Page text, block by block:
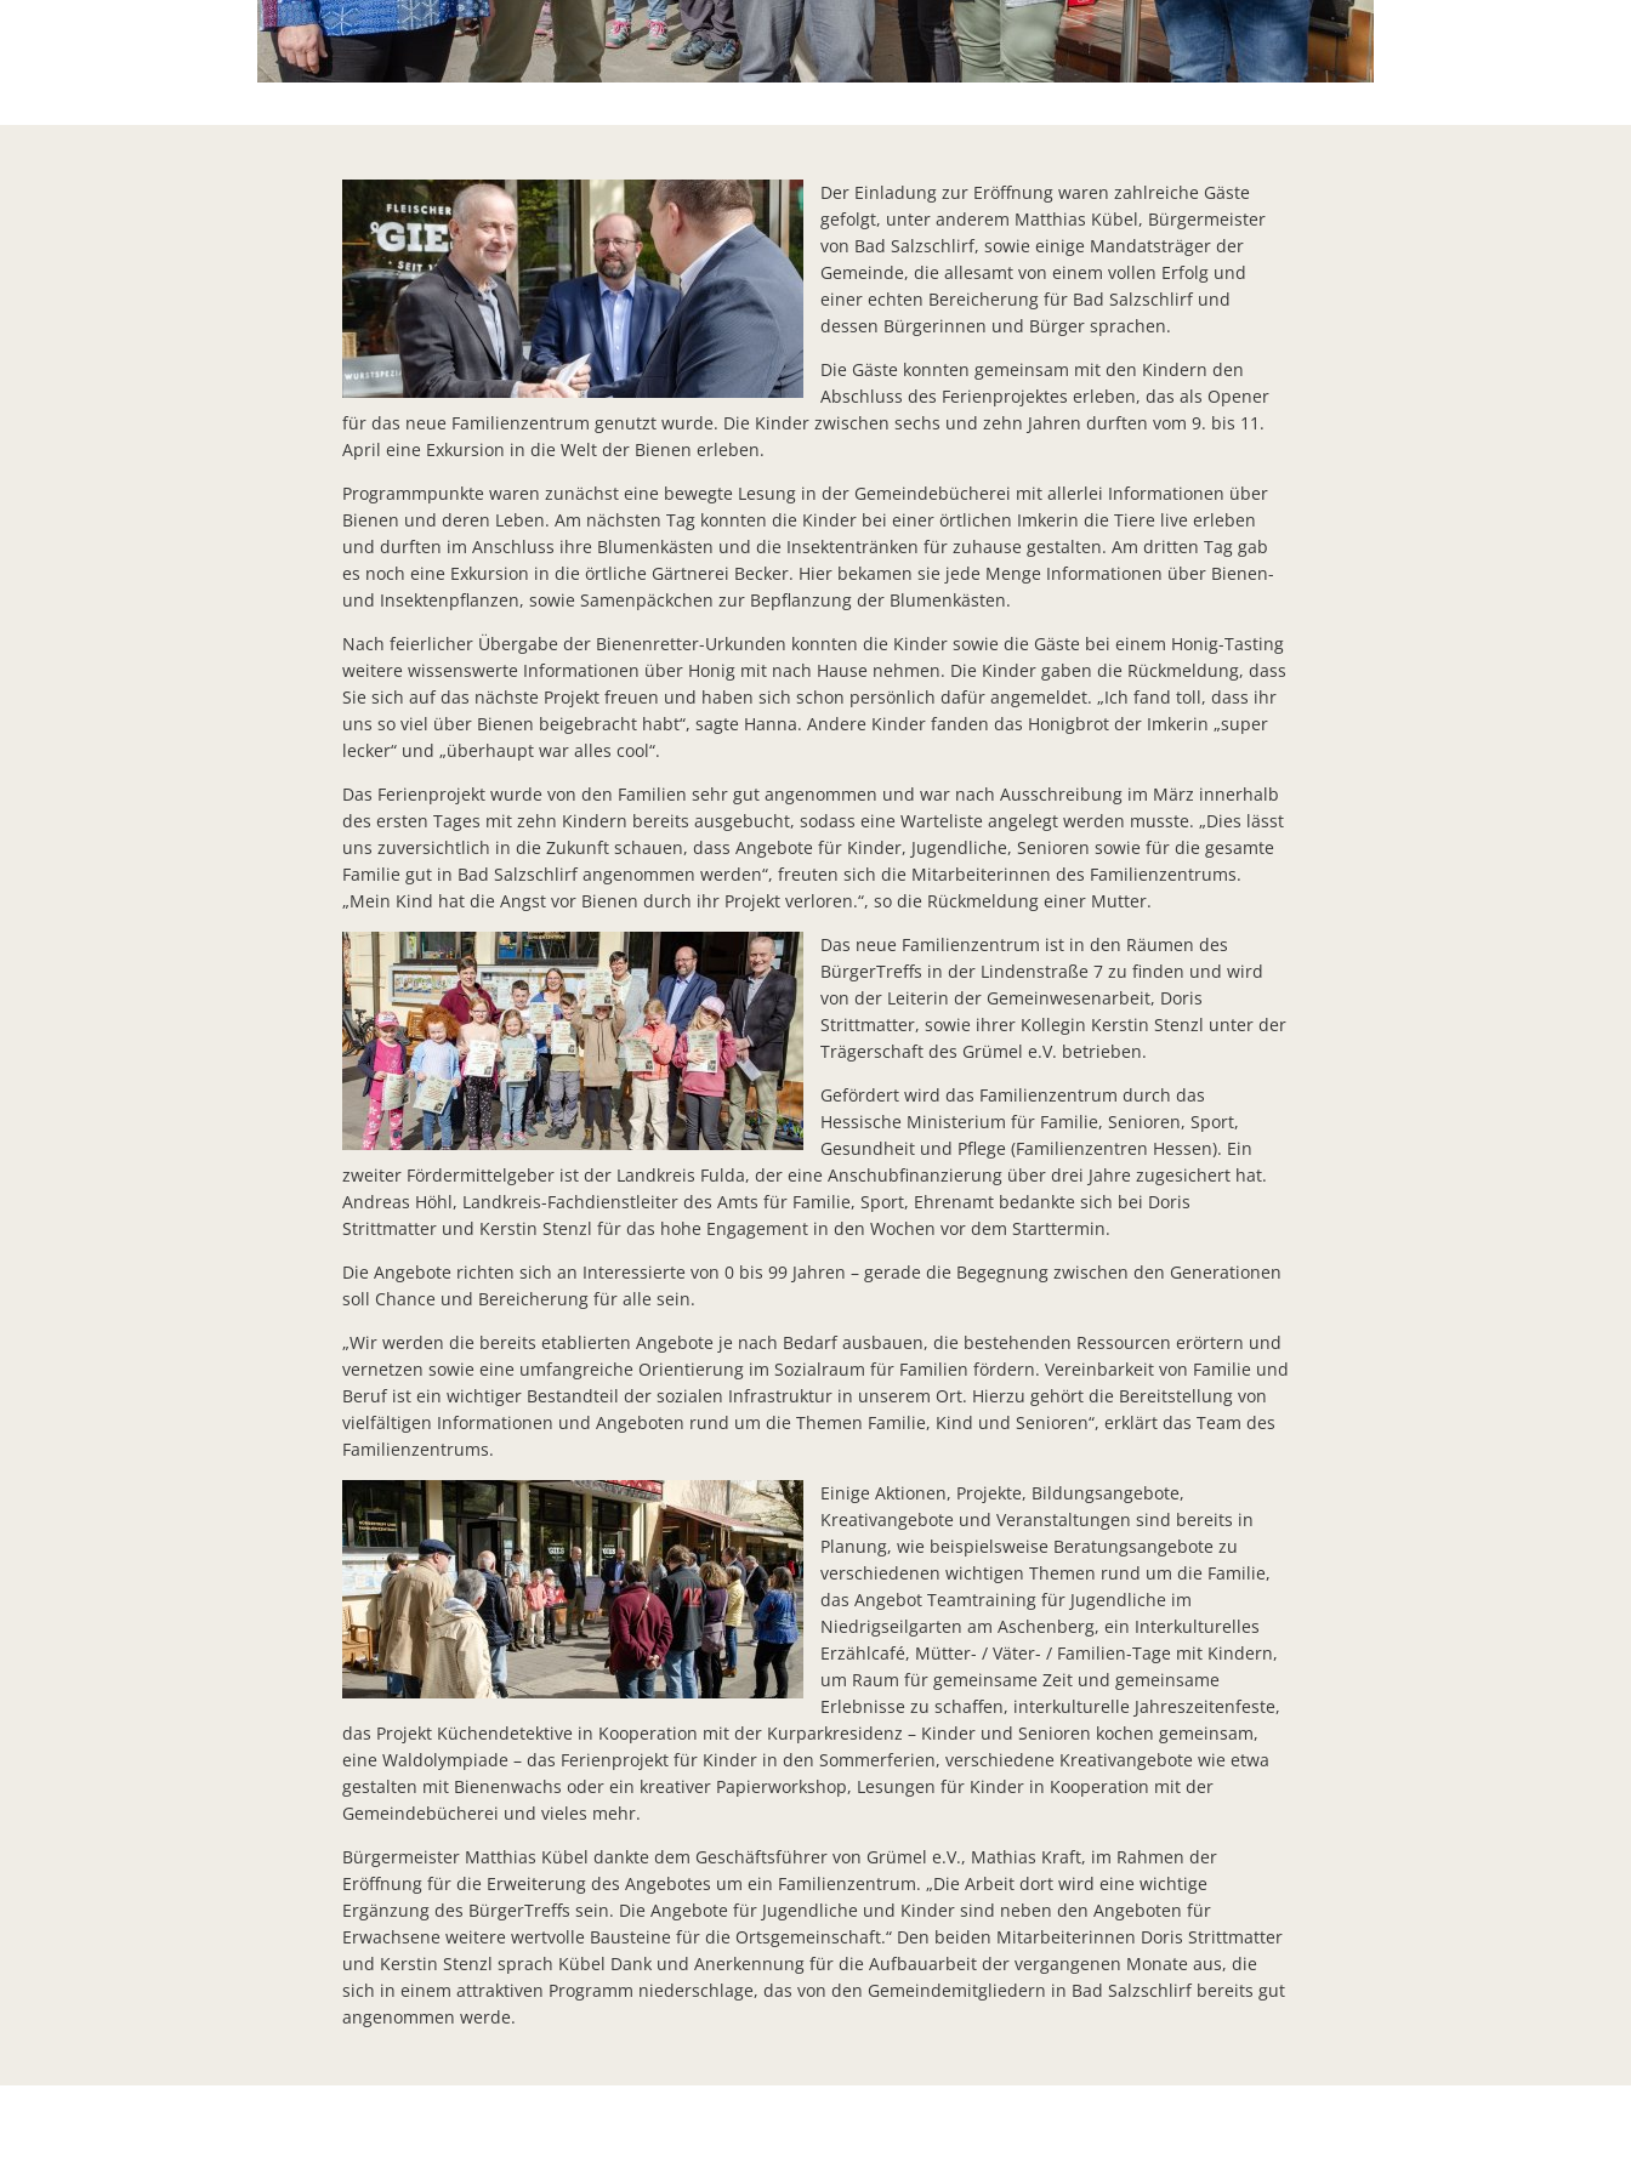
Machen Sie den Klima-Check!
Bürger- Infoveranstaltung zu Starkregenrisiken
Workshop zur Entwicklung des Ortskerns von Bad Salzschlirf
Chlorung des Trinkwassernetzes besteht fort
Gemeindevertretung beschließt Moratorium des Thermenneubaus
Neuer Bürgerbrief zur Jahresmitte
Erneuerung der Straßenbeleuchtung in Bad Salzschlirf startet
Neues Ladengeschäft „by Müller`s“ in der Bahnhofstraße eröffnet
Bad Salzschlirf schreibt 2023 wieder den Dr.- Martiny- Ehrenpreis für bürgerschaftliches Engagement aus
Bürgermeister a.D. Ernst- August Stender verstorben
PV- Anlage Müser Straße: Kooperation mit FW- Gruppe geschlossen
Kirschblüte Bad Salzschlirf
BürgerTreff Bad Salzschlirf feierlich eröffnet Gemeinschaftliche Aktionen fördern, Raum für Veranstaltungen bieten-1
Sonnenkraft spart CO² und verbessert kommunale Einnahmen-1
Finanzstaatssekretär Dr. Martin Worms bringt Förderzusagen für ehrenamtliche Projekte in den Landkreis Fulda und den Vogelsbergkreis
Bunte Oberlichter und neue Toiletten - 202.125 Euro für Erneuerungen im Kurpark Bad Salzschlirf
Bürgerbrief zum Jahresabschluss 2022
Zusammenarbeit in der Flüchtlingshilfe zwischen Großenlüder und Bad Salzschlirf Humanitäre Hilfe wird gemeinsam organisiert
Arbeiten an Baustelle Fuldaer Straße vor dem Abschluss
Bürgermeister Matthias Kübel 10 Jahre im Amt Würdigung im Rahmen des Parlamentarischen Abends
Verleihung des Landesehrenbriefs an Frank Post und Steffen Blum Bürgermeister Kübel würdigt Verdienste
Ab sofort: Parken mit der Parkster App in Bad Salzschlirf
Öffentlicher Lichtspaziergang unterstützt Arbeiten am Bad Salzschlirfer Lichtmasterplan
Zahlreiche Bürger informieren sich über Baustelle
KLIMAKONTINGENT HESSEN - 15 Mio. Euro für vorbildliche Klimaschutzmaßnahmen
Schredderaktion für Baum- und Strauchschnitt aus Hausgärten 2024
Arbeiten zur Erneuerung der Kurparkbeleuchtung gestartet
Landkreis Fulda erwirbt Spielplatz der Bonifatiusschule
Sonderfahrten des Bürgerbusses
Neuer Bürgerbrief veröffentlicht
"Wir wollen die Sonnenseite nutzen" Aus Solarenergie könnten rund 4,5 MWh Strom im Jahr produziert werden
Bad Salzschlirf mit Inklusionsbeauftragter/en Belange von Menschen mit Einschränkungen sichtbar machen
Einladung zur Verleihung des Dr. Martiny- Ehrenpreises für bürgerschaftliches Engagement
Denkmalgerechte Sanierung des Kamins des Kulturkessels startet
Sommertour zu den Händlern und Unternehmern in Bad Salzschlirf
Bauarbeiten zum Regenüberlauf in Bad Salzschlirf ruhen wegen Störung der Lieferketten
Erfolgreicher Abschluss der Ausbildung zur Verwaltungsfachangestellten-1
Zuschuss für das Herzstück des Kurortes
Bad Salzschlirf schreibt 2022 wieder den Dr.- Martiny- Ehrenpreis für bürgerschaftliches Engagement aus
Vertriebsmitarbeiter der Deutschen Telekom zum Aufbau des Glasfasernetzes
Gemeindebücherei Bad Salzschlirf mit gesteigerter Nachfrage und verbessertem Angebot – Förderung erweist sich als voller Erfolg
Musik, Tanz, Vorführungen und Mitmach-Aktionen
Spatenstich für den Glasfaserausbau in Bad Salzschlirf
Bürgerbrief zur Jahresmitte 2022
Spielplatz am Grillplatz runderneuert
Der Einladung zur Eröffnung waren zahlreiche Gäste
gefolgt, unter anderem Matthias Kübel, Bürgermeister
von Bad Salzschlirf, sowie einige Mandatsträger der
Gemeinde, die allesamt von einem vollen Erfolg und
einer echten Bereicherung für Bad Salzschlirf und
dessen Bürgerinnen und Bürger sprachen.
Die Gäste konnten gemeinsam mit den Kindern den
Abschluss des Ferienprojektes erleben, das als Opener
für das neue Familienzentrum genutzt wurde. Die Kinder zwischen sechs und zehn Jahren durften vom 9. bis 11.
April eine Exkursion in die Welt der Bienen erleben.
Programmpunkte waren zunächst eine bewegte Lesung in der Gemeindebücherei mit allerlei Informationen über
Bienen und deren Leben. Am nächsten Tag konnten die Kinder bei einer örtlichen Imkerin die Tiere live erleben
und durften im Anschluss ihre Blumenkästen und die Insektentränken für zuhause gestalten. Am dritten Tag gab
es noch eine Exkursion in die örtliche Gärtnerei Becker. Hier bekamen sie jede Menge Informationen über Bienen-
und Insektenpflanzen, sowie Samenpäckchen zur Bepflanzung der Blumenkästen.
Nach feierlicher Übergabe der Bienenretter-Urkunden konnten die Kinder sowie die Gäste bei einem Honig-Tasting
weitere wissenswerte Informationen über Honig mit nach Hause nehmen. Die Kinder gaben die Rückmeldung, dass
Sie sich auf das nächste Projekt freuen und haben sich schon persönlich dafür angemeldet. „Ich fand toll, dass ihr
uns so viel über Bienen beigebracht habt“, sagte Hanna. Andere Kinder fanden das Honigbrot der Imkerin „super
lecker“ und „überhaupt war alles cool“.
Das Ferienprojekt wurde von den Familien sehr gut angenommen und war nach Ausschreibung im März innerhalb
des ersten Tages mit zehn Kindern bereits ausgebucht, sodass eine Warteliste angelegt werden musste. „Dies lässt
uns zuversichtlich in die Zukunft schauen, dass Angebote für Kinder, Jugendliche, Senioren sowie für die gesamte
Familie gut in Bad Salzschlirf angenommen werden“, freuten sich die Mitarbeiterinnen des Familienzentrums.
„Mein Kind hat die Angst vor Bienen durch ihr Projekt verloren.“, so die Rückmeldung einer Mutter.
Das neue Familienzentrum ist in den Räumen des
BürgerTreffs in der Lindenstraße 7 zu finden und wird
von der Leiterin der Gemeinwesenarbeit, Doris
Strittmatter, sowie ihrer Kollegin Kerstin Stenzl unter der
Trägerschaft des Grümel e.V. betrieben.
Gefördert wird das Familienzentrum durch das
Hessische Ministerium für Familie, Senioren, Sport,
Gesundheit und Pflege (Familienzentren Hessen). Ein
zweiter Fördermittelgeber ist der Landkreis Fulda, der eine Anschubfinanzierung über drei Jahre zugesichert hat.
Andreas Höhl, Landkreis-Fachdienstleiter des Amts für Familie, Sport, Ehrenamt bedankte sich bei Doris
Strittmatter und Kerstin Stenzl für das hohe Engagement in den Wochen vor dem Starttermin.
Die Angebote richten sich an Interessierte von 0 bis 99 Jahren – gerade die Begegnung zwischen den Generationen
soll Chance und Bereicherung für alle sein.
„Wir werden die bereits etablierten Angebote je nach Bedarf ausbauen, die bestehenden Ressourcen erörtern und
vernetzen sowie eine umfangreiche Orientierung im Sozialraum für Familien fördern. Vereinbarkeit von Familie und
Beruf ist ein wichtiger Bestandteil der sozialen Infrastruktur in unserem Ort. Hierzu gehört die Bereitstellung von
vielfältigen Informationen und Angeboten rund um die Themen Familie, Kind und Senioren“, erklärt das Team des
Familienzentrums.
Einige Aktionen, Projekte, Bildungsangebote,
Kreativangebote und Veranstaltungen sind bereits in
Planung, wie beispielsweise Beratungsangebote zu
verschiedenen wichtigen Themen rund um die Familie,
das Angebot Teamtraining für Jugendliche im
Niedrigseilgarten am Aschenberg, ein Interkulturelles
Erzählcafé, Mütter- / Väter- / Familien-Tage mit Kindern,
um Raum für gemeinsame Zeit und gemeinsame
Erlebnisse zu schaffen, interkulturelle Jahreszeitenfeste,
das Projekt Küchendetektive in Kooperation mit der Kurparkresidenz – Kinder und Senioren kochen gemeinsam,
eine Waldolympiade – das Ferienprojekt für Kinder in den Sommerferien, verschiedene Kreativangebote wie etwa
gestalten mit Bienenwachs oder ein kreativer Papierworkshop, Lesungen für Kinder in Kooperation mit der
Gemeindebücherei und vieles mehr.
Bürgermeister Matthias Kübel dankte dem Geschäftsführer von Grümel e.V., Mathias Kraft, im Rahmen der
Eröffnung für die Erweiterung des Angebotes um ein Familienzentrum. „Die Arbeit dort wird eine wichtige
Ergänzung des BürgerTreffs sein. Die Angebote für Jugendliche und Kinder sind neben den Angeboten für
Erwachsene weitere wertvolle Bausteine für die Ortsgemeinschaft.“ Den beiden Mitarbeiterinnen Doris Strittmatter
und Kerstin Stenzl sprach Kübel Dank und Anerkennung für die Aufbauarbeit der vergangenen Monate aus, die
sich in einem attraktiven Programm niederschlage, das von den Gemeindemitgliedern in Bad Salzschlirf bereits gut
angenommen werde.